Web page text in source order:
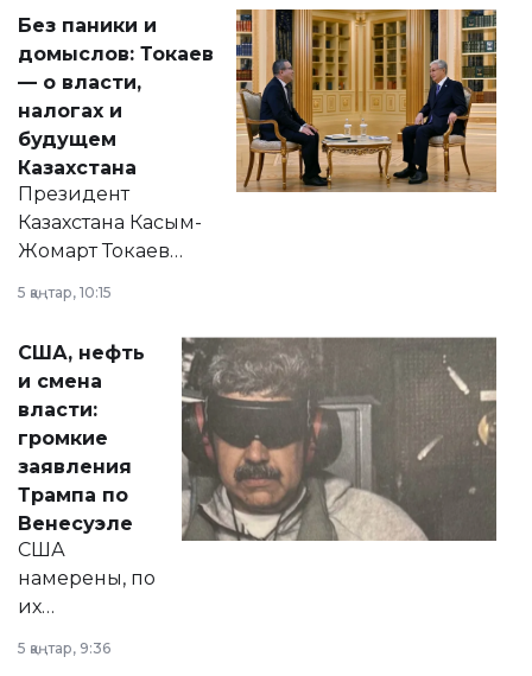
Без паники и
домыслов: Токаев
— о власти,
налогах и
будущем
Казахстана
Президент
Казахстана Касым-
Жомарт Токаев
сразу несколько
актуальных тем —
от слухов о
политических
реформах до
вопросов армии,
экономики и
личного здоровья.
5 қаңтар, 10:15
США, нефть
и смена
власти:
громкие
заявления
Трампа по
Венесуэле
США
намерены, по
их
принести
5 қаңтар, 9:36